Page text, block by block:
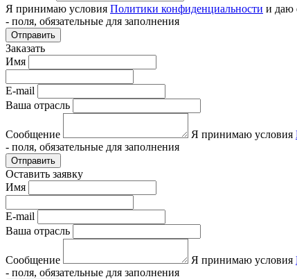
Я принимаю условия Политики конфиденциальности и даю
- поля, обязательные для заполнения
Отправить
Заказать
Имя
E-mail
Ваша отрасль
Сообщение Я принимаю условия
- поля, обязательные для заполнения
Отправить
Оставить заявку
Имя
E-mail
Ваша отрасль
Сообщение Я принимаю условия
- поля, обязательные для заполнения